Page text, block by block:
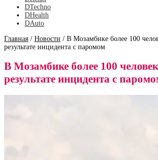
DTechno
DHealth
DAuto
Главная / Новости / В Мозамбике более 100
результате инцидента с паромом
В Мозамбике более 100
результате инцидента с